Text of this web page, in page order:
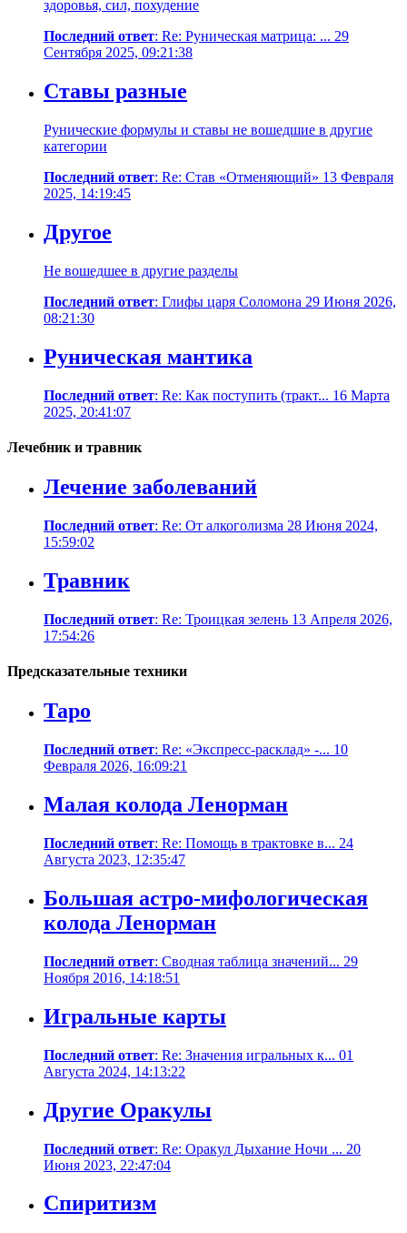
здоровья, сил, похудение
Последний ответ: Re: Руническая матрица: ... 29
Сентября 2025, 09:21:38
Ставы разные
Рунические формулы и ставы не вошедшие в другие
категории
Последний ответ: Re: Став «Отменяющий» 13 Февраля
2025, 14:19:45
Другое
Не вошедшее в другие разделы
Последний ответ: Глифы царя Соломона 29 Июня 2026,
08:21:30
Руническая мантика
Последний ответ: Re: Как поступить (тракт... 16 Марта
2025, 20:41:07
Лечебник и травник
Лечение заболеваний
Последний ответ: Re: От алкоголизма 28 Июня 2024,
15:59:02
Травник
Последний ответ: Re: Троицкая зелень 13 Апреля 2026,
17:54:26
Предсказательные техники
Таро
Последний ответ: Re: «Экспресс-расклад» -... 10
Февраля 2026, 16:09:21
Малая колода Ленорман
Последний ответ: Re: Помощь в трактовке в... 24
Августа 2023, 12:35:47
Большая астро-мифологическая
колода Ленорман
Последний ответ: Сводная таблица значений... 29
Ноября 2016, 14:18:51
Игральные карты
Последний ответ: Re: Значения игральных к... 01
Августа 2024, 14:13:22
Другие Оракулы
Последний ответ: Re: Оракул Дыхание Ночи ... 20
Июня 2023, 22:47:04
Спиритизм